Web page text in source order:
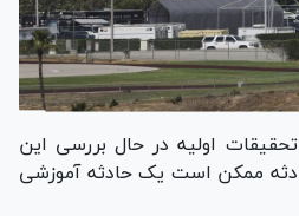
اولیه در حال بررسی این
ممکن است یک حادثه آموزشی